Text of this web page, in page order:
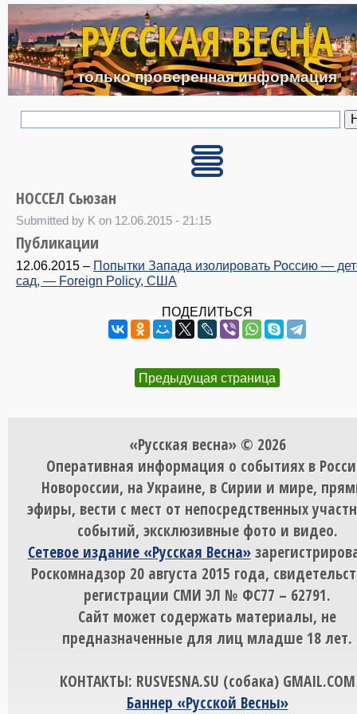
Перейти к основному
РУССКАЯ ВЕСНА
только проверенная информация
НОССЕЛ Сьюзан
Submitted by K on 12.06.2015 - 21:15
Публикации
12.06.2015 – Попытки Запада изолировать Россию —
сад, — Foreign Policy, США
ПОДЕЛИТЬСЯ
Предыдущая страница
«Русская весна» © 2026
Оперативная информация о событиях в
Новороссии, на Украине, в Сирии и мире,
эфиры, вести с мест от непосредственных
событий, эксклюзивные фото и видео.
Сетевое издание «Русская Весна»
Роскомнадзор 20 августа 2015 года,
регистрации СМИ ЭЛ № ФС77 – 62791.
Сайт может содержать материалы, не
предназначенные для лиц младше 18 лет.
КОНТАКТЫ: RUSVESNA.SU (собака) GMAIL.COM
Баннер «Русской Весны»